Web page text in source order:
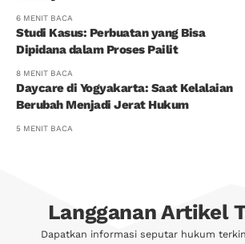
6 MENIT BACA
Studi Kasus: Perbuatan yang Bisa
Dipidana dalam Proses Pailit
8 MENIT BACA
Daycare di Yogyakarta: Saat Kelalaian
Berubah Menjadi Jerat Hukum
5 MENIT BACA
Langganan Artikel
Dapatkan informasi seputar hukum